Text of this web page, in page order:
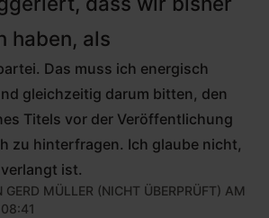
haben, als
Das muss ich energisch
gleichzeitig darum bitten, den
Titels vor der Veröffentlichung
zu hinterfragen. Ich glaube nicht,
ist.
GERD MÜLLER (NICHT ÜBERPRÜFT) AM